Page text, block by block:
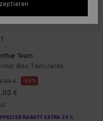
1
Team
Blau Twill-Jacke
€ 40%
€
RABATT EXTRA 25 %